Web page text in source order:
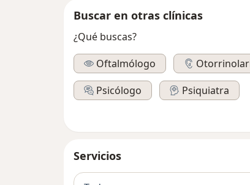
Buscar en otras clínicas
¿Qué buscas?
Oftalmólogo
Psicólogo
Psiquiatra
Servicios